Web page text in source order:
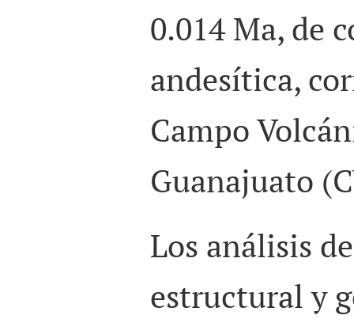
0.014 Ma, de
andesítica,
Campo
Guanajuato
Los análisis
estructural y